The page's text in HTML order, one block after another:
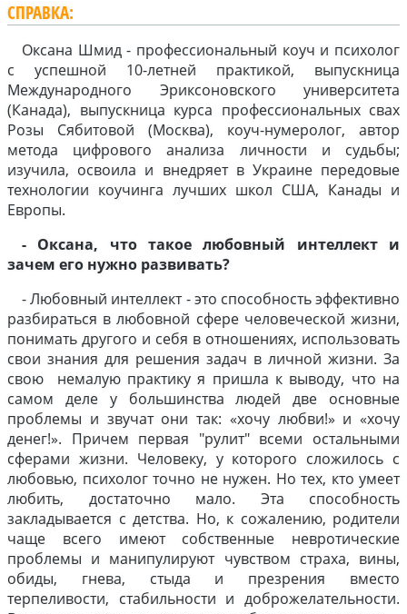
СПРАВКА:
Оксана Шмид - профессиональный коуч и психолог
с успешной 10-летней практикой, выпускница
Международного Эриксоновского университета
(Канада), выпускница курса профессиональных свах
Розы Сябитовой (Москва), коуч-нумеролог, автор
метода цифрового анализа личности и судьбы;
изучила, освоила и внедряет в Украине передовые
технологии коучинга лучших школ США, Канады и
Европы.
- Оксана, что такое любовный интеллект и
зачем его нужно развивать?
- Любовный интеллект - это способность эффективно
разбираться в любовной сфере человеческой жизни,
понимать другого и себя в отношениях, использовать
свои знания для решения задач в личной жизни. За
свою немалую практику я пришла к выводу, что на
самом деле у большинства людей две основные
проблемы и звучат они так: «хочу любви!» и «хочу
денег!». Причем первая "рулит" всеми остальными
сферами жизни. Человеку, у которого сложилось с
любовью, психолог точно не нужен. Но тех, кто умеет
любить, достаточно мало. Эта способность
закладывается с детства. Но, к сожалению, родители
чаще всего имеют собственные невротические
проблемы и манипулируют чувством страха, вины,
обиды, гнева, стыда и презрения вместо
терпеливости, стабильности и доброжелательности.